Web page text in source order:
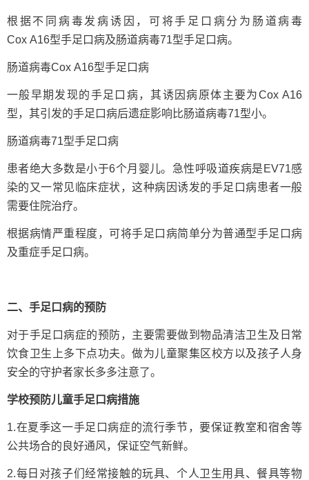
根据不同病毒发病诱因，可将手足口病分为肠道病毒
Cox A16型手足口病及肠道病毒71型手足口病。
肠道病毒Cox A16型手足口病
一般早期发现的手足口病，其诱因病原体主要为Cox A16
型，其引发的手足口病后遗症影响比肠道病毒71型小。
肠道病毒71型手足口病
患者绝大多数是小于6个月婴儿。急性呼吸道疾病是EV71感
染的又一常见临床症状，这种病因诱发的手足口病患者一般
需要住院治疗。
根据病情严重程度，可将手足口病简单分为普通型手足口病
及重症手足口病。
二、手足口病的预防
对于手足口病症的预防，主要需要做到物品清洁卫生及日常
饮食卫生上多下点功夫。做为儿童聚集区校方以及孩子人身
安全的守护者家长多多注意了。
学校预防儿童手足口病措施
1.在夏季这一手足口病症的流行季节，要保证教室和宿舍等
公共场合的良好通风，保证空气新鲜。
2.每日对孩子们经常接触的玩具、个人卫生用具、餐具等物